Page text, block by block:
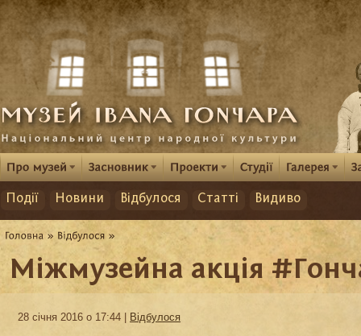
Події Новини Відбулося Статті Видиво
Міжмузейна акція
28 січня 2016 о 17:44 | Відбулося